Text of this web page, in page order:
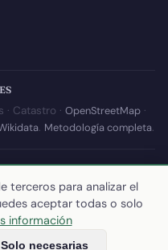
Catastro · OpenStreetMap·
. Metodología completa.
de España con datos
porYoel Castaño.
10 de julio de 2026
datos
terceros para analizar el
aceptar todas o solo
información
Solo necesarias